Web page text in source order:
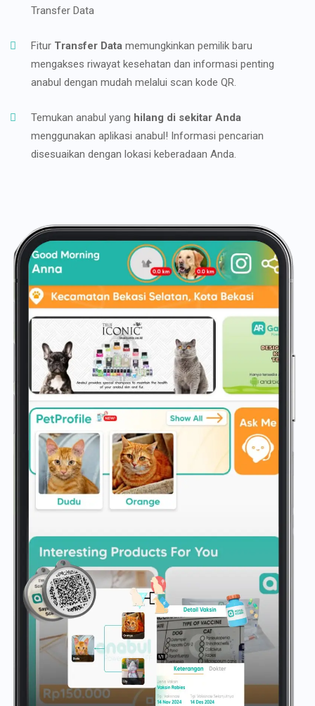
Transfer Data
Fitur Transfer Data memungkinkan pemilik baru
mengakses riwayat kesehatan dan informasi penting
anabul dengan mudah melalui scan kode QR.
Temukan anabul yang hilang di sekitar Anda
menggunakan aplikasi anabul! Informasi pencarian
disesuaikan dengan lokasi keberadaan Anda.